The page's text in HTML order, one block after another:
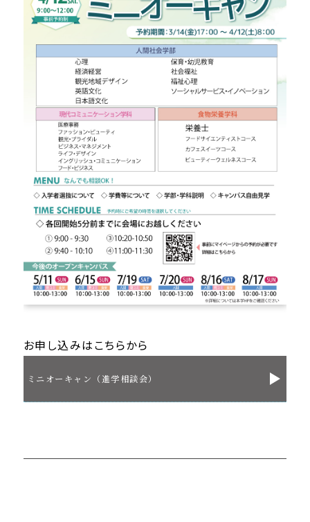
お申し込みはこちらから
ミニオーキャン（進学相談会）